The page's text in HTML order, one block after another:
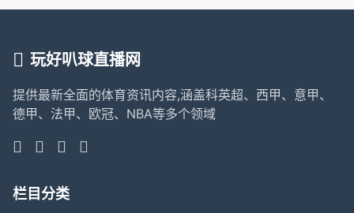
玩好叭球直播网
提供最新全面的体育资讯内容,涵盖科英超、西甲、意甲、
德甲、法甲、欧冠、NBA等多个领域
栏目分类